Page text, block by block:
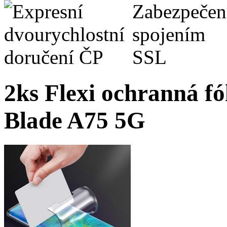
2ks Flexi ochranná
Blade A75 5G